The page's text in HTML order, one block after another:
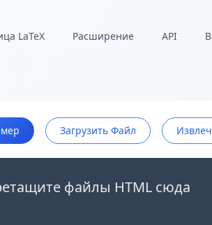
LaTeX Расширение API
Загрузить Файл
файлы HTML сюда